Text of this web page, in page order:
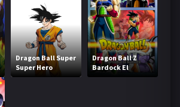
Dragon Ball Super
Super Hero
Dragon Ball Z
Bardock El
legendario Super